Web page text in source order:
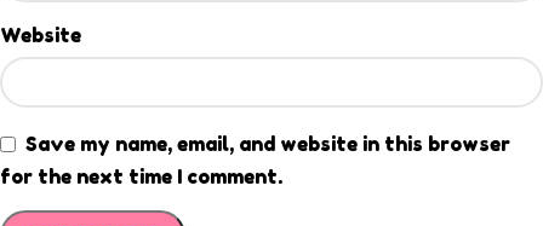
Website
Save my name, email, and website in this browser
for the next time I comment.